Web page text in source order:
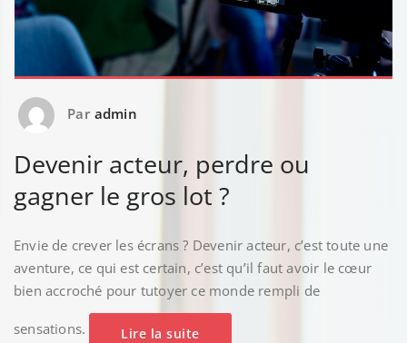
Par admin
Devenir acteur, perdre ou
gagner le gros lot ?
Envie de crever les écrans ? Devenir acteur, c’est toute une
aventure, ce qui est certain, c’est qu’il faut avoir le cœur
bien accroché pour tutoyer ce monde rempli de
sensations. Lire la suite